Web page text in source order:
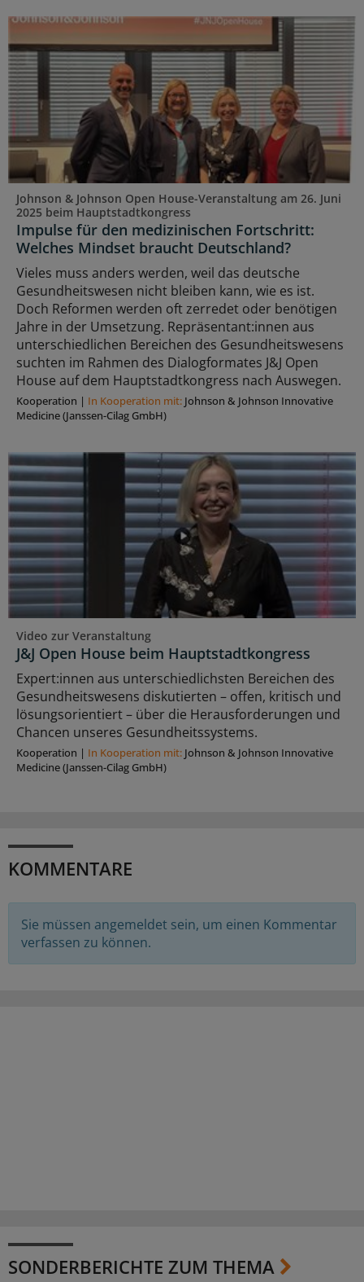
Johnson & Johnson Open House-Veranstaltung am 26. Juni
2025 beim Hauptstadtkongress
Impulse für den medizinischen Fortschritt:
Welches Mindset braucht Deutschland?
Vieles muss anders werden, weil das deutsche
Gesundheitswesen nicht bleiben kann, wie es ist.
Doch Reformen werden oft zerredet oder benötigen
Jahre in der Umsetzung. Repräsentant:innen aus
unterschiedlichen Bereichen des Gesundheitswesens
suchten im Rahmen des Dialogformates J&J Open
House auf dem Hauptstadtkongress nach Auswegen.
Kooperation | In Kooperation mit: Johnson & Johnson Innovative
Medicine (Janssen-Cilag GmbH)
Video zur Veranstaltung
J&J Open House beim Hauptstadtkongress
Expert:innen aus unterschiedlichsten Bereichen des
Gesundheitswesens diskutierten – offen, kritisch und
lösungsorientiert – über die Herausforderungen und
Chancen unseres Gesundheitssystems.
Kooperation | In Kooperation mit: Johnson & Johnson Innovative
Medicine (Janssen-Cilag GmbH)
KOMMENTARE
Sie müssen angemeldet sein, um einen Kommentar
verfassen zu können.
SONDERBERICHTE ZUM THEMA